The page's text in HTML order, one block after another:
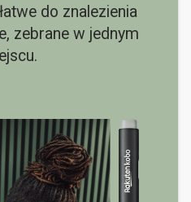
do znalezienia
zebrane w jednym